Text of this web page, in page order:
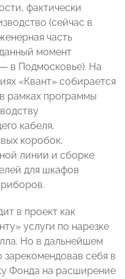
фактически
(сейчас в
часть
момент
в Подмосковье). На
«Квант» собирается
рамках программы
кабеля,
коробок,
линии и сборке
для шкафов
в проект как
услуги по нарезке
Но в дальнейшем
себя в
Фонда на расширение